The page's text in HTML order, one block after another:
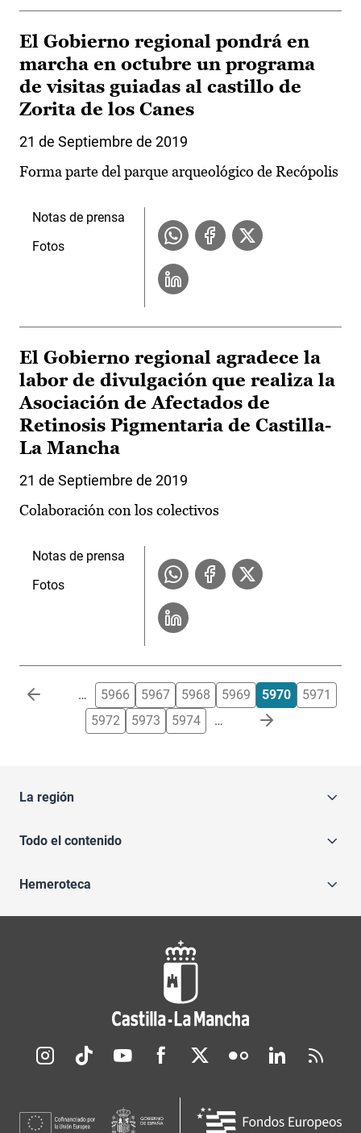
El Gobierno regional pondrá en
marcha en octubre un programa
de visitas guiadas al castillo de
Zorita de los Canes
21 de Septiembre de 2019
Forma parte del parque arqueológico de Recópolis
Notas de prensa
Fotos
El Gobierno regional agradece la
labor de divulgación que realiza la
Asociación de Afectados de
Retinosis Pigmentaria de Castilla-
La Mancha
21 de Septiembre de 2019
Colaboración con los colectivos
Notas de prensa
Fotos
Paginación … 5966 5967 5968 5969 5970
5971
5972
5973 5974 …
La región
Todo el contenido
Hemeroteca
Redes sociales JCCM